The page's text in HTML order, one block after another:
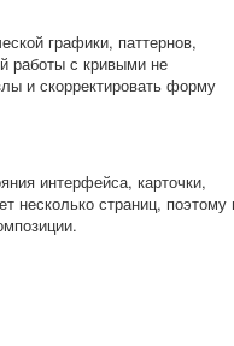
графики, паттернов,
работы с кривыми не
и скорректировать форму
интерфейса, карточки,
несколько страниц, поэтому